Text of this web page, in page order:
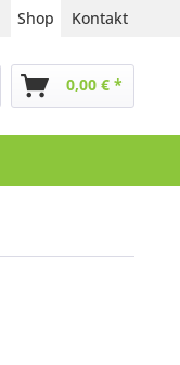
Shop Kontakt
0,00 € *